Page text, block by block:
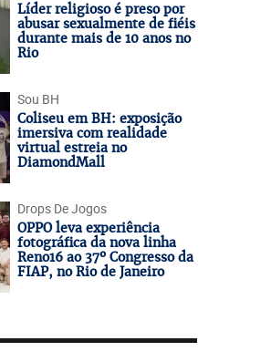
Líder religioso é preso por
abusar sexualmente de fiéis
durante mais de 10 anos no
Rio
Sou BH
Coliseu em BH: exposição
imersiva com realidade
virtual estreia no
DiamondMall
Drops De Jogos
OPPO leva experiência
fotográfica da nova linha
Reno16 ao 37º Congresso da
FIAP, no Rio de Janeiro